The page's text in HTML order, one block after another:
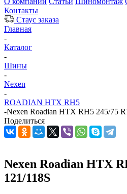
Контакты
Стаус заказа
Главная
-
Каталог
-
Шины
-
Nexen
-
ROADIAN HTX RH5
-Nexen Roadian HTX RH5 245/75
Поделиться
Nexen Roadian HTX
121/118S